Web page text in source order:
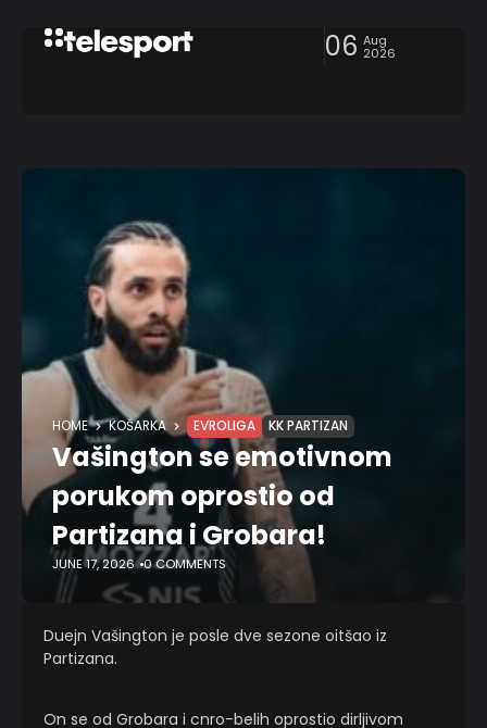
06 Aug
2026
HOME KOŠARKA EVROLIGA KK PARTIZAN
Vašington se emotivnom
porukom oprostio od
Partizana i Grobara!
JUNE 17, 2026 0 COMMENTS
Duejn Vašington je posle dve sezone oitšao iz
Partizana.
On se od Grobara i cnro-belih oprostio dirljivom